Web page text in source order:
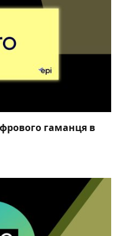
гаманця в